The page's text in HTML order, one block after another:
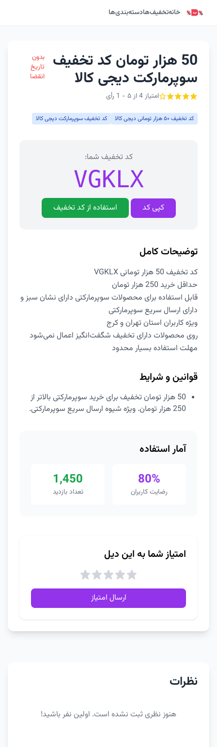
خانهتخفیف‌هادسته‌بندی‌ها
50 هزار تومان کد تخفیف
سوپرمارکت دیجی کالا
امتیاز 4 از ۵ - 1 رأی
بدون
تاریخ
انقضا
کد تخفیف ۵۰ هزار تومانی دیجی کالا کد تخفیف سوپرمارکت دیجی کالا
کد تخفیف شما:
VGKLX
کپی کد استفاده از کد تخفیف
توضیحات کامل
کد تخفیف 50 هزار تومانی VGKLX
حداقل خرید 250 هزار تومان
قابل استفاده برای محصولات سوپرمارکتی دارای نشان سبز و
دارای ارسال سریع سوپرمارکتی
ویژه کاربران استان تهران و کرج
روی محصولات دارای تخفیف شگفت‌انگیز اعمال نمی‌شود
مهلت استفاده بسیار محدود
قوانین و شرایط
50 هزار تومان تخفیف برای خرید سوپرمارکتی بالاتر از
250 هزار تومان. ویژه شیوه ارسال سریع سوپرمارکتی.
آمار استفاده
80%
رضایت کاربران
1,450
تعداد بازدید
امتیاز شما به این دیل
ارسال امتیاز
نظرات
هنوز نظری ثبت نشده است. اولین نفر باشید!